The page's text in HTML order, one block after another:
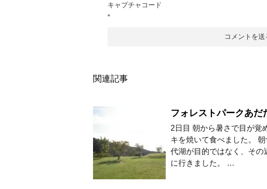
キャプチャコード
*
関連記事
フォレストパークあ
2日目 朝から暑さで目が覚
キを焼いて食べました。
代湖が目的ではなく、その
に行きました。 …